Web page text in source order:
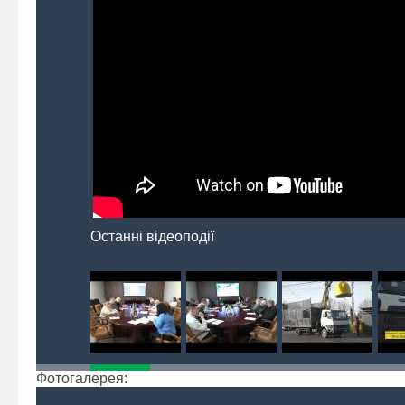
Останні відеоподії
Фотогалерея: